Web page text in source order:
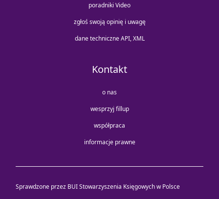
poradniki Video
zgłoś swoją opinię i uwagę
dane techniczne API, XML
Kontakt
o nas
wesprzyj fillup
współpraca
informacje prawne
Sprawdzone przez BUI Stowarzyszenia Księgowych w Polsce